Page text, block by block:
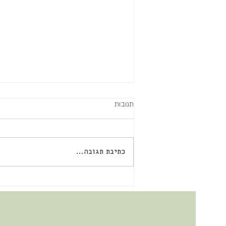
תגובות
כתיבת תגובה...